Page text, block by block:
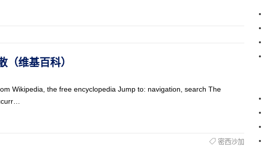
（维基百科）
Wikipedia, the free encyclopedia Jump to: navigation, search The
密西沙加